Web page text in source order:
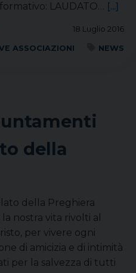
LAUDATO… [...]
18 Luglio 2016
ASSOCIAZIONI
NEWS
della
della Preghiera
nostra vita rivolti al
per vivere ogni
di amicizia e di intimità
per la salvezza di tutti